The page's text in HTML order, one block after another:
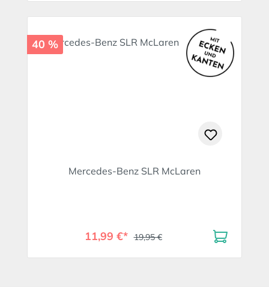
40 %
Mercedes-Benz SLR McLaren
11,99 €* 19,95 €